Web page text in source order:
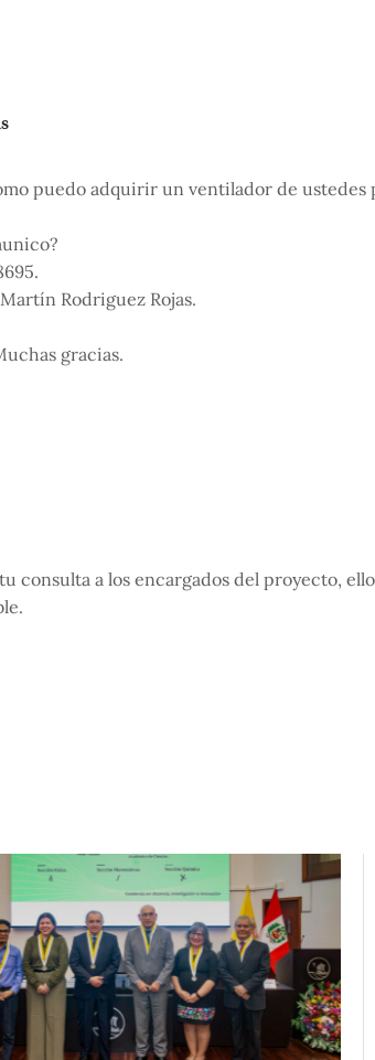
puedo adquirir un ventilador de ustedes
Rodriguez Rojas.
gracias.
consulta a los encargados del proyecto,